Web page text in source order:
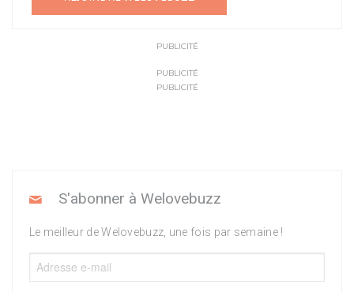
PUBLICITÉ
PUBLICITÉ
PUBLICITÉ
S'abonner à Welovebuzz
Le meilleur de Welovebuzz, une fois par semaine !